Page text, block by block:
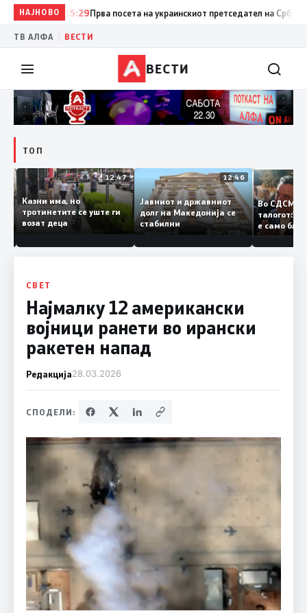
НАЈНОВО15:29Прва посета на украинскиот претседател на Србија:
ТВ АЛФА ВЕСТИ
ВЕСТИ
ТОП
12:50 12:47
Казни има, но
тротинетите се уште ги
возат деца
12:46
Јавниот и државниот
долг на Македонија се
стабилни
Во СДСМ
е само
копија
Заев
СВЕТ
Најмалку 12 американски
војници ранети во ирански
ракетен напад
Редакција28.03.2026
СПОДЕЛИ: